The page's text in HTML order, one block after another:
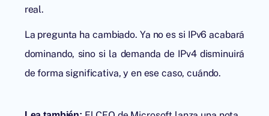
real.
La pregunta ha cambiado. Ya no es si IPv6 acabará
dominando, sino si la demanda de IPv4 disminuirá
de forma significativa, y en ese caso, cuándo.